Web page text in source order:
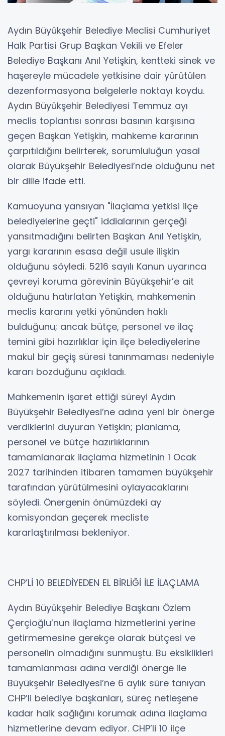
Aydın Büyükşehir Belediye Meclisi Cumhuriyet
Halk Partisi Grup Başkan Vekili ve Efeler
Belediye Başkanı Anıl Yetişkin, kentteki sinek ve
haşereyle mücadele yetkisine dair yürütülen
dezenformasyona belgelerle noktayı koydu.
Aydın Büyükşehir Belediyesi Temmuz ayı
meclis toplantısı sonrası basının karşısına
geçen Başkan Yetişkin, mahkeme kararının
çarpıtıldığını belirterek, sorumluluğun yasal
olarak Büyükşehir Belediyesi’nde olduğunu net
bir dille ifade etti.
Kamuoyuna yansıyan "İlaçlama yetkisi ilçe
belediyelerine geçti" iddialarının gerçeği
yansıtmadığını belirten Başkan Anıl Yetişkin,
yargı kararının esasa değil usule ilişkin
olduğunu söyledi. 5216 sayılı Kanun uyarınca
çevreyi koruma görevinin Büyükşehir’e ait
olduğunu hatırlatan Yetişkin, mahkemenin
meclis kararını yetki yönünden haklı
bulduğunu; ancak bütçe, personel ve ilaç
temini gibi hazırlıklar için ilçe belediyelerine
makul bir geçiş süresi tanınmaması nedeniyle
kararı bozduğunu açıkladı.
Mahkemenin işaret ettiği süreyi Aydın
Büyükşehir Belediyesi’ne adına yeni bir önerge
verdiklerini duyuran Yetişkin; planlama,
personel ve bütçe hazırlıklarının
tamamlanarak ilaçlama hizmetinin 1 Ocak
2027 tarihinden itibaren tamamen büyükşehir
tarafından yürütülmesini oylayacaklarını
söyledi. Önergenin önümüzdeki ay
komisyondan geçerek mecliste
kararlaştırılması bekleniyor.
CHP’Lİ 10 BELEDİYEDEN EL BİRLİĞİ İLE İLAÇLAMA
Aydın Büyükşehir Belediye Başkanı Özlem
Çerçioğlu’nun ilaçlama hizmetlerini yerine
getirmemesine gerekçe olarak bütçesi ve
personelin olmadığını sunmuştu. Bu eksiklikleri
tamamlanması adına verdiği önerge ile
Büyükşehir Belediyesi’ne 6 aylık süre tanıyan
CHP’li belediye başkanları, süreç netleşene
kadar halk sağlığını korumak adına ilaçlama
hizmetlerine devam ediyor. CHP’li 10 ilçe